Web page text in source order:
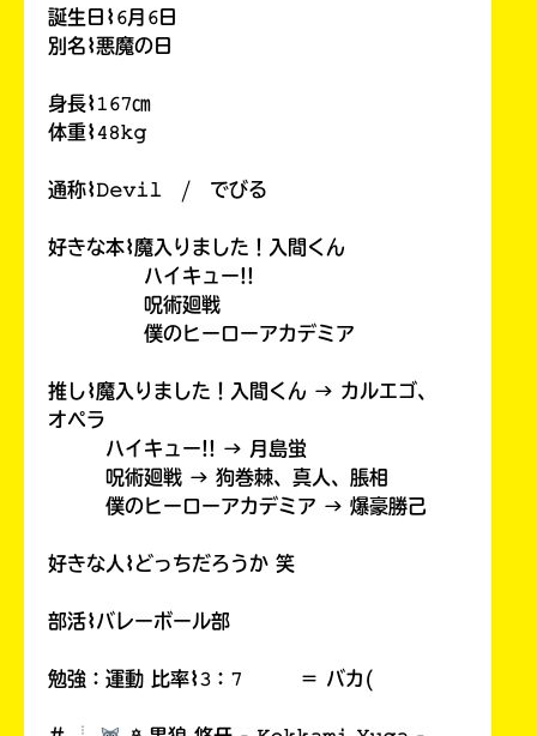
誕生日⌇𝟼月𝟼日
別名⌇悪魔の日
身長⌇𝟷𝟼𝟽㎝
体重⌇𝟺𝟾𝚔𝚐
通称⌇𝙳𝚎𝚟𝚒𝚕 / でびる
好きな本⌇魔入りました！入間くん
ハイキュー!!
呪術廻戦
僕のヒーローアカデミア
推し⌇魔入りました！入間くん → カルエゴ、
オペラ
ハイキュー!! → 月島蛍
呪術廻戦 → 狗巻棘、真人、脹相
僕のヒーローアカデミア → 爆豪勝己
好きな人⌇どっちだろうか 笑
部活⌇バレーボール部
勉強：運動 比率⌇𝟹：𝟽 ＝ バカ(